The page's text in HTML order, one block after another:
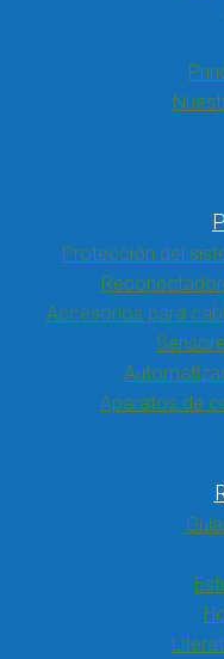
Protección del
Accesorios para
Aparatos de